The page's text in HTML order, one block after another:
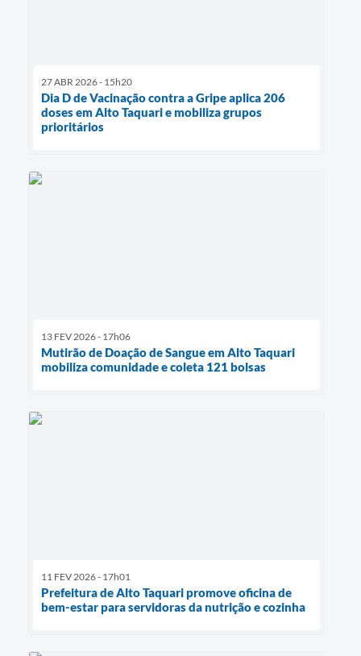
27 ABR 2026 - 15h20
Dia D de Vacinação contra a Gripe aplica 206
doses em Alto Taquari e mobiliza grupos
prioritários
13 FEV 2026 - 17h06
Mutirão de Doação de Sangue em Alto Taquari
mobiliza comunidade e coleta 121 bolsas
11 FEV 2026 - 17h01
Prefeitura de Alto Taquari promove oficina de
bem-estar para servidoras da nutrição e cozinha